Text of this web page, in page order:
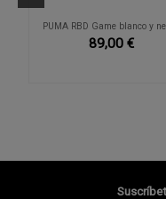
PUMA RBD Game blanco y
89,00 €